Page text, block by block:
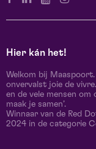
Hier kán het!
Welkom bij
onvervalst joie de
en de vele mensen om
maak je samen’.
Winnaar van de Red
2024 in de categorie